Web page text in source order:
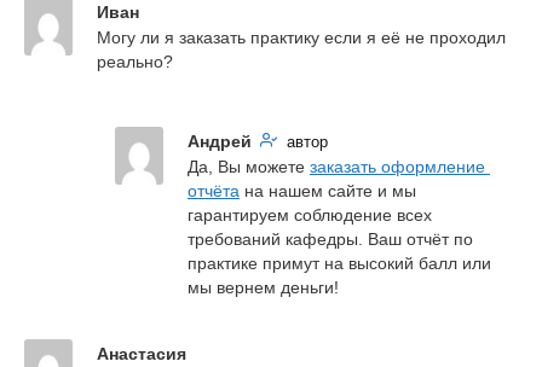
Иван
Могу ли я заказать практику если я её не проходил
реально?
Андрей автор
Да, Вы можете заказать оформление
отчёта на нашем сайте и мы
гарантируем соблюдение всех
требований кафедры. Ваш отчёт по
практике примут на высокий балл или
мы вернем деньги!
Анастасия